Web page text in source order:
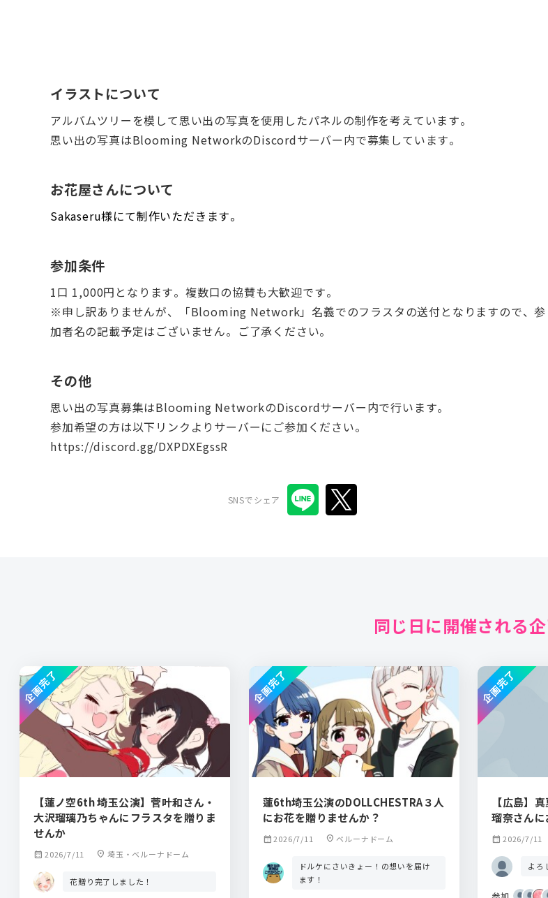
イラストについて
アルバムツリーを模して思い出の写真を使用したパネルの制作を考えています。
思い出の写真はBlooming NetworkのDiscordサーバー内で募集しています。
お花屋さんについて
Sakaseru様にて制作いただきます。
参加条件
1口 1,000円となります。複数口の協賛も大歓迎です。
※申し訳ありませんが、「Blooming Network」名義でのフラスタの送付となりますので、参
加者名の記載予定はございません。ご了承ください。
その他
思い出の写真募集はBlooming NetworkのDiscordサーバー内で行います。
参加希望の方は以下リンクよりサーバーにご参加ください。
https://discord.gg/DXPDXEgssR
SNSでシェア
同じ日に開催される
【蓮ノ空6th 埼玉公演】菅叶和さん・
大沢瑠璃乃ちゃんにフラスタを贈りま
せんか
calendar_month 2026/7/11 location_on 埼玉・ベルーナドーム
花贈り完了しました！
企画完了
蓮6th埼玉公演のDOLLCHESTRA３人
にお花を贈りませんか？
calendar_month2026/7/11 location_on ベルーナドーム
ドルケにさいきょー！の想いを届け
ます！
企画完了
【広島】
瑠奈さん
calendar_month 2026/7/11
よろ
企画完了